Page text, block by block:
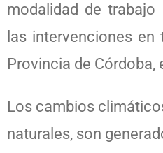
modalidad de
las intervenciones
Provincia de Córdoba,
Los cambios
naturales, son